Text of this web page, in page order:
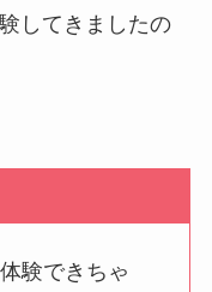
してきましたの
験できちゃ